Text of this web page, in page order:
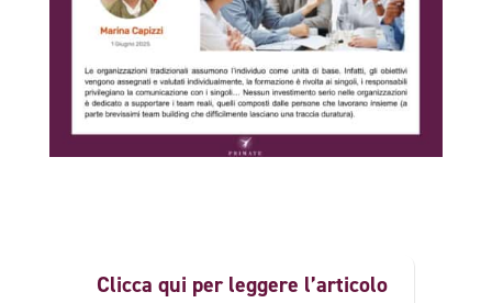
Clicca qui per leggere l’articolo